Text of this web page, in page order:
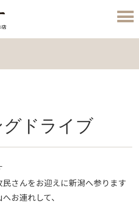
店
グドライブ
さんをお迎えに新潟へ参ります
お連れして、